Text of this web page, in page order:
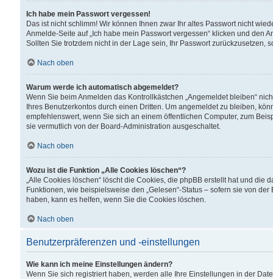
Ich habe mein Passwort vergessen!
Das ist nicht schlimm! Wir können Ihnen zwar Ihr altes Passwort nicht
Anmelde-Seite auf „Ich habe mein Passwort vergessen“ klicken und
Sollten Sie trotzdem nicht in der Lage sein, Ihr Passwort zurückzusetzen,
Nach oben
Warum werde ich automatisch abgemeldet?
Wenn Sie beim Anmelden das Kontrollkästchen „Angemeldet bleiben“
Ihres Benutzerkontos durch einen Dritten. Um angemeldet zu bleiben,
empfehlenswert, wenn Sie sich an einem öffentlichen Computer, zum
sie vermutlich von der Board-Administration ausgeschaltet.
Nach oben
Wozu ist die Funktion „Alle Cookies löschen“?
„Alle Cookies löschen“ löscht die Cookies, die phpBB erstellt hat und
Funktionen, wie beispielsweise den „Gelesen“-Status – sofern sie von
haben, kann es helfen, wenn Sie die Cookies löschen.
Nach oben
Benutzerpräferenzen und -einstellungen
Wie kann ich meine Einstellungen ändern?
Wenn Sie sich registriert haben, werden alle Ihre Einstellungen in der